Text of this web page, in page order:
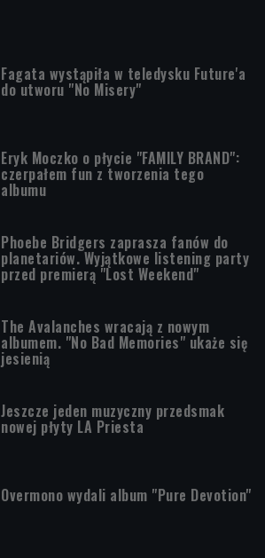
Fagata wystąpiła w teledysku Future'a
do utworu "No Misery"
Eryk Moczko o płycie "FAMILY BRAND":
czerpałem fun z tworzenia tego
albumu
Phoebe Bridgers zaprasza fanów do
planetariów. Wyjątkowe listening party
przed premierą "Lost Weekend"
The Avalanches wracają z nowym
albumem. "No Bad Memories" ukaże się
jesienią
Jeszcze jeden muzyczny przedsmak
nowej płyty LA Priesta
Overmono wydali album "Pure Devotion"